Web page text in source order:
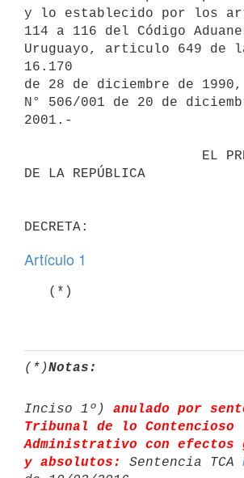
y lo establecido por los
114 a 116 del Código
Uruguayo, articulo 649 de
16.170
de 28 de diciembre de
N° 506/001 de 20 de
2001.-
DE LA REPÚBLICA
Artículo 1
(*)Notas:
Inciso 1º) anulado por
Tribunal de lo Contencioso
Administrativo con efectos
y absolutos:
Sentencia TCA